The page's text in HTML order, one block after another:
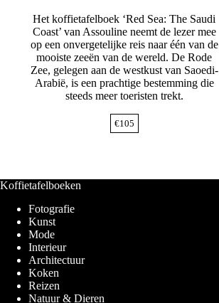
Het koffietafelboek ‘Red Sea: The Saudi
Coast’ van Assouline neemt de lezer mee
op een onvergetelijke reis naar één van de
mooiste zeeën van de wereld. De Rode
Zee, gelegen aan de westkust van Saoedi-
Arabië, is een prachtige bestemming die
steeds meer toeristen trekt.
€105
Koffietafelboeken
Fotografie
Kunst
Mode
Interieur
Architectuur
Koken
Reizen
Natuur & Dieren